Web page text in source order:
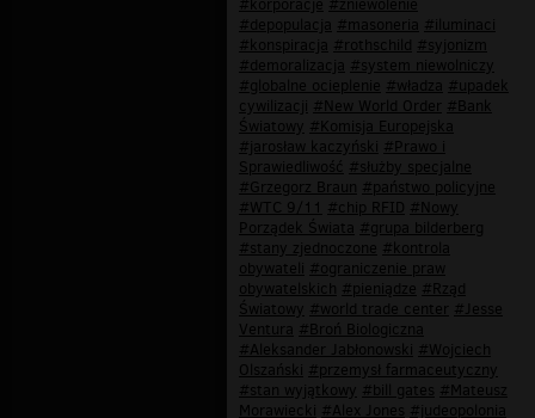
#korporacje #zniewolenie
#depopulacja #masoneria #iluminaci
#konspiracja #rothschild #syjonizm
#demoralizacja #system niewolniczy
#globalne ocieplenie #władza #upadek
cywilizacji #New World Order #Bank
Światowy #Komisja Europejska
#jarosław kaczyński #Prawo i
Sprawiedliwość #służby specjalne
#Grzegorz Braun #państwo policyjne
#WTC 9/11 #chip RFID #Nowy
Porządek Świata #grupa bilderberg
#stany zjednoczone #kontrola
obywateli #ograniczenie praw
obywatelskich #pieniądze #Rząd
Światowy #world trade center #Jesse
Ventura #Broń Biologiczna
#Aleksander Jabłonowski #Wojciech
Olszański #przemysł farmaceutyczny
#stan wyjątkowy #bill gates #Mateusz
Morawiecki #Alex Jones #judeopolonia